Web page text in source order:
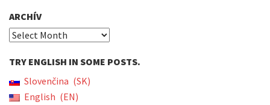
ARCHÍV
Archív
TRY ENGLISH IN SOME POSTS.
Slovenčina
SK
English
EN